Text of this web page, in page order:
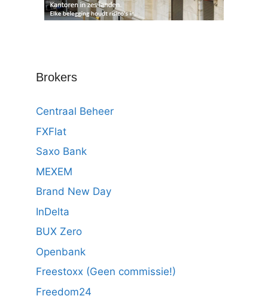
Brokers
Centraal Beheer
FXFlat
Saxo Bank
MEXEM
Brand New Day
InDelta
BUX Zero
Openbank
Freestoxx (Geen commissie!)
Freedom24